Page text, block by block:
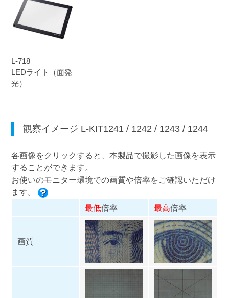
L-718
LEDライト（面発
光）
観察イメージ L-KIT1241 / 1242 / 1243 / 1244
各画像をクリックすると、本製品で撮影した画像を表示
することができます。
お使いのモニター環境での画質や倍率をご確認いただけ
ます。
最低倍率 最高倍率
画質